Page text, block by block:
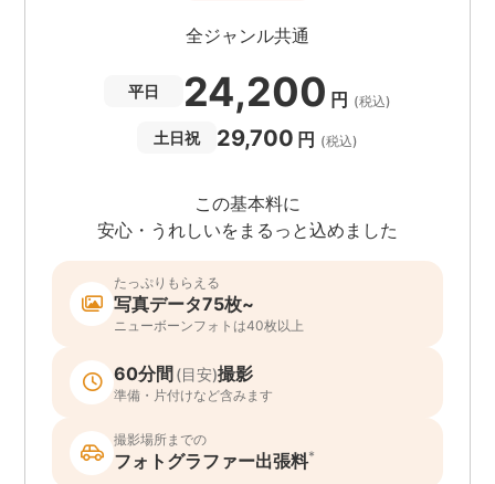
全ジャンル共通
平日 24,200 円 (税込)
土日祝 29,700 円 (税込)
この基本料に
安心・うれしいをまるっと込めました
たっぷりもらえる
写真データ75枚~
ニューボーンフォトは40枚以上
60分間 (目安)撮影
準備・片付けなど含みます
撮影場所までの
フォトグラファー出張料*